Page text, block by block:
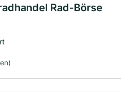
Rad-Börse